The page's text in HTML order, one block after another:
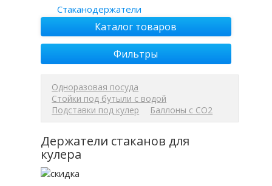
Стаканодержатели
Каталог товаров
Фильтры
Одноразовая посуда
Стойки под бутыли с водой
Подставки под кулер
Баллоны с СО2
Держатели стаканов для
кулера